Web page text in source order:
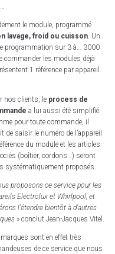
le module, programmé
lavage, froid ou cuisson. Un
programmation sur 3 à… 3000
commander les modules déjà
1 référence par appareil.
nos clients, le process de
a lui aussi été simplifié.
pour toute commande, il
de saisir le numéro de l’appareil.
du module et les articles
(boîtier, cordons…) seront
systématiquement proposés.
proposons ce service pour les
Electrolux et Whirlpool, et
l’étendre bientôt à d’autres
» conclut Jean-Jacques Vitel.
marques sont en effet très
de ce service que nous